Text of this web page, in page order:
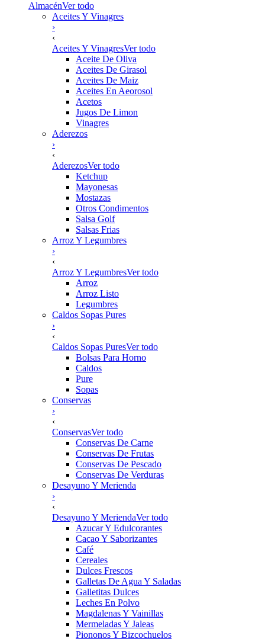
AlmacénVer todo
Aceites Y Vinagres
›
‹
Aceites Y VinagresVer todo
Aceite De Oliva
Aceites De Girasol
Aceites De Maiz
Aceites En Aeorosol
Acetos
Jugos De Limon
Vinagres
Aderezos
›
‹
AderezosVer todo
Ketchup
Mayonesas
Mostazas
Otros Condimentos
Salsa Golf
Salsas Frias
Arroz Y Legumbres
›
‹
Arroz Y LegumbresVer todo
Arroz
Arroz Listo
Legumbres
Caldos Sopas Pures
›
‹
Caldos Sopas PuresVer todo
Bolsas Para Horno
Caldos
Pure
Sopas
Conservas
›
‹
ConservasVer todo
Conservas De Carne
Conservas De Frutas
Conservas De Pescado
Conservas De Verduras
Desayuno Y Merienda
›
‹
Desayuno Y MeriendaVer todo
Azucar Y Edulcorantes
Cacao Y Saborizantes
Café
Cereales
Dulces Frescos
Galletas De Agua Y Saladas
Galletitas Dulces
Leches En Polvo
Magdalenas Y Vainillas
Mermeladas Y Jaleas
Piononos Y Bizcochuelos